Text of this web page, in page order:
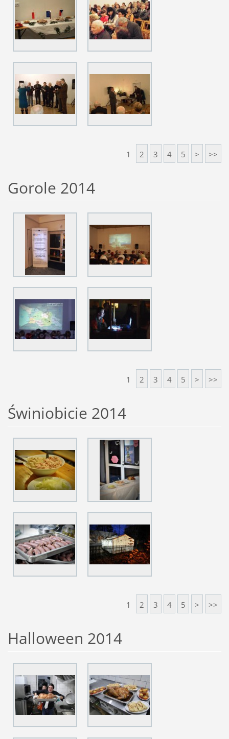
1 2 3 4 5 > >>
Gorole 2014
1 2 3 4 5 > >>
Świniobicie 2014
1 2 3 4 5 > >>
Halloween 2014